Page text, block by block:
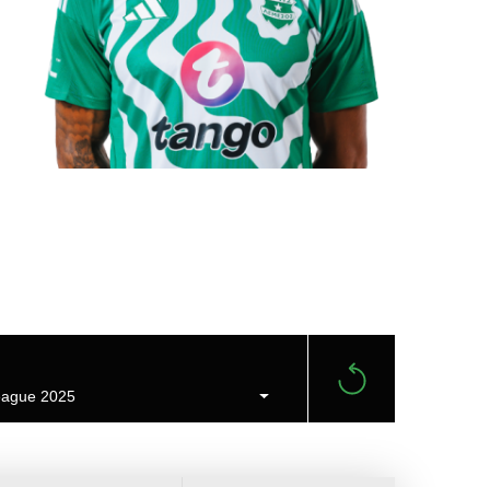
2025